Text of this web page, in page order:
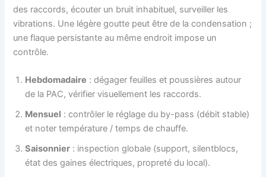
des raccords, écouter un bruit inhabituel, surveiller les
vibrations. Une légère goutte peut être de la condensation ;
une flaque persistante au même endroit impose un
contrôle.
Hebdomadaire : dégager feuilles et poussières autour
de la PAC, vérifier visuellement les raccords.
Mensuel : contrôler le réglage du by-pass (débit stable)
et noter température / temps de chauffe.
Saisonnier : inspection globale (support, silentblocs,
état des gaines électriques, propreté du local).